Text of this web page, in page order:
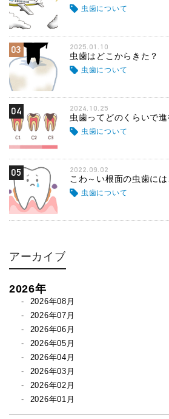
虫歯について
03 2025.01.10
虫歯はどこからきた？
虫歯について
04 2024.10.25
虫歯ってどのくらいで進
虫歯について
05 2022.09.02
こわ～い根面の虫歯には
虫歯について
アーカイブ
2026年
2026年08月
2026年07月
2026年06月
2026年05月
2026年04月
2026年03月
2026年02月
2026年01月